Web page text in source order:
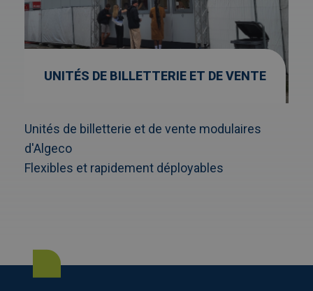
UNITÉS DE BILLETTERIE ET DE VENTE
Unités de billetterie et de vente modulaires
d'Algeco
Flexibles et rapidement déployables